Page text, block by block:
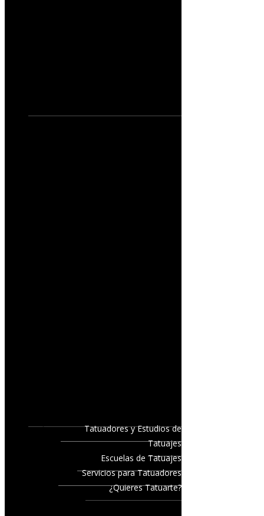
Tatuadores y Estudios de
Tatuajes
Escuelas de Tatuajes
Servicios para Tatuadores
¿Quieres Tatuarte?